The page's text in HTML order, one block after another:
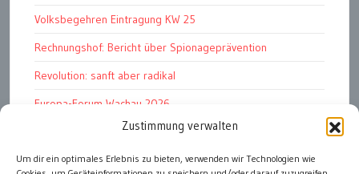
Zustimmung verwalten
Um dir ein optimales Erlebnis zu bieten, verwenden wir Technologien wie
Volksbegehren Eintragung KW 25
Rechnungshof: Bericht über Spionageprävention
Revolution: sanft aber radikal
Europa-Forum Wachau 2026
Amnesty Report 2025/26
Attac kritisiert neues EU-Rüstungspaket